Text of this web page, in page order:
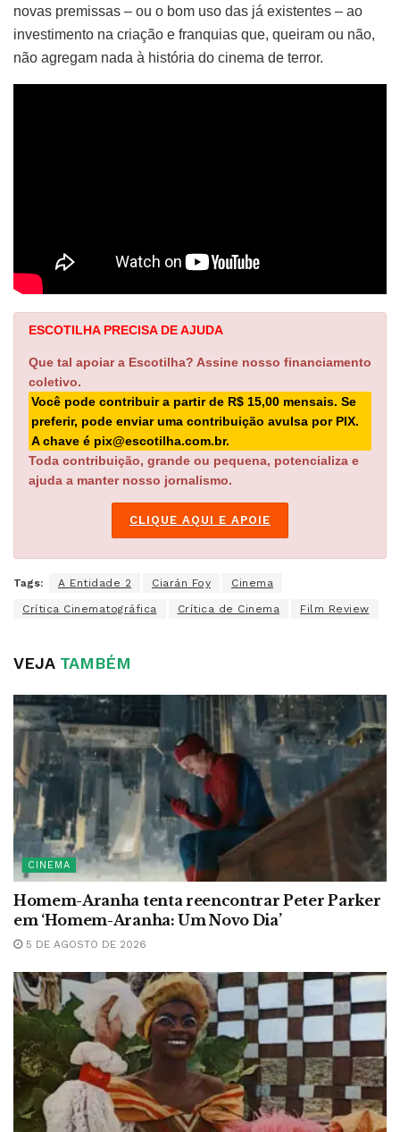
novas premissas – ou o bom uso das já existentes – ao
investimento na criação e franquias que, queiram ou não,
não agregam nada à história do cinema de terror.
ESCOTILHA PRECISA DE AJUDA
Que tal apoiar a Escotilha? Assine nosso financiamento
coletivo.
Você pode contribuir a partir de R$ 15,00 mensais. Se
preferir, pode enviar uma contribuição avulsa por PIX.
A chave é pix@escotilha.com.br.
Toda contribuição, grande ou pequena, potencializa e
ajuda a manter nosso jornalismo.
CLIQUE AQUI E APOIE
Tags: A Entidade 2 Ciarán Foy Cinema
Crítica Cinematográfica Crítica de Cinema Film Review
VEJATAMBÉM
CINEMA
Homem-Aranha tenta reencontrar Peter Parker
em ‘Homem-Aranha: Um Novo Dia’
5 DE AGOSTO DE 2026